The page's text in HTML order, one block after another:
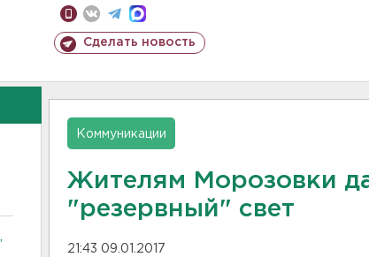
Сделать новость
Коммуникации
Жителям Морозовки
"резервный" свет
21:43 09.01.2017